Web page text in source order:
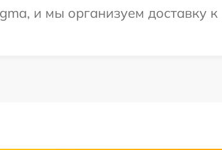
и мы организуем доставку